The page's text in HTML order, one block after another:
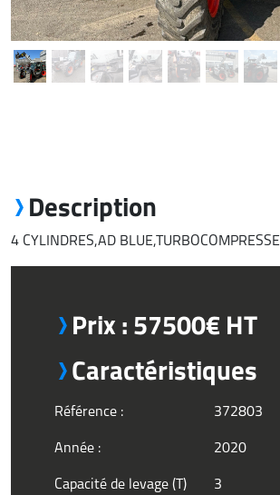
Description
4 CYLINDRES,AD
Prix : 57500€ HT
Caractéristiques
Référence :
372803
Année :
2020
Capacité de levage (T)
3